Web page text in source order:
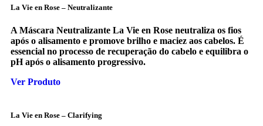
La Vie en Rose – Neutralizante
A Máscara Neutralizante La Vie en Rose neutraliza os fios
após o alisamento e promove brilho e maciez aos cabelos. É
essencial no processo de recuperação do cabelo e equilibra o
pH após o alisamento progressivo.
Ver Produto
La Vie en Rose – Clarifying